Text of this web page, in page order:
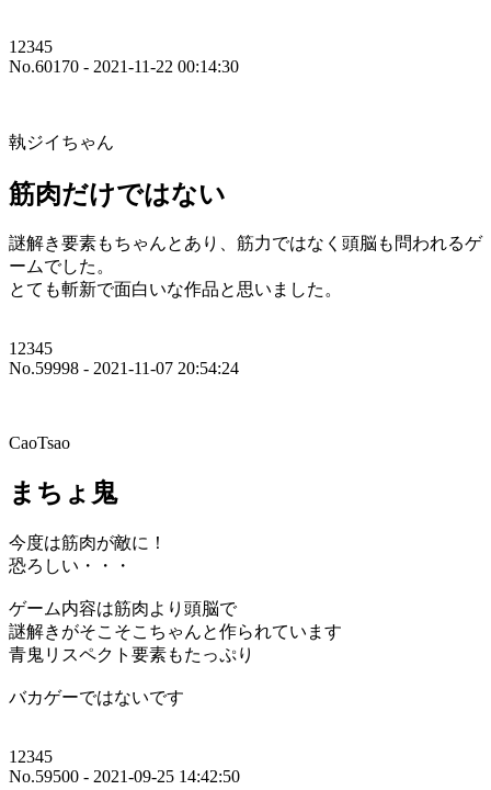
12345
No.60170 - 2021-11-22 00:14:30
執ジイちゃん
筋肉だけではない
謎解き要素もちゃんとあり、筋力ではなく頭脳も問われるゲ
ームでした。
とても斬新で面白いな作品と思いました。
12345
No.59998 - 2021-11-07 20:54:24
CaoTsao
まちょ鬼
今度は筋肉が敵に！
恐ろしい・・・
ゲーム内容は筋肉より頭脳で
謎解きがそこそこちゃんと作られています
青鬼リスペクト要素もたっぷり
バカゲーではないです
12345
No.59500 - 2021-09-25 14:42:50